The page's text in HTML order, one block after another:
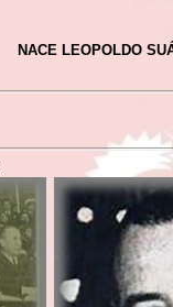
NACE LEOPOLDO